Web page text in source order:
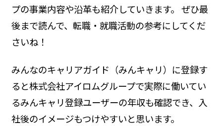
プの事業内容や沿革も紹介していきます。 ぜひ最
後まで読んで、転職・就職活動の参考にしてくだ
さいね！
みんなのキャリアガイド（みんキャリ）に登録す
ると株式会社アイロムグループで実際に働いてい
るみんキャリ登録ユーザーの年収も確認でき、入
社後のイメージもつけやすいと思います。